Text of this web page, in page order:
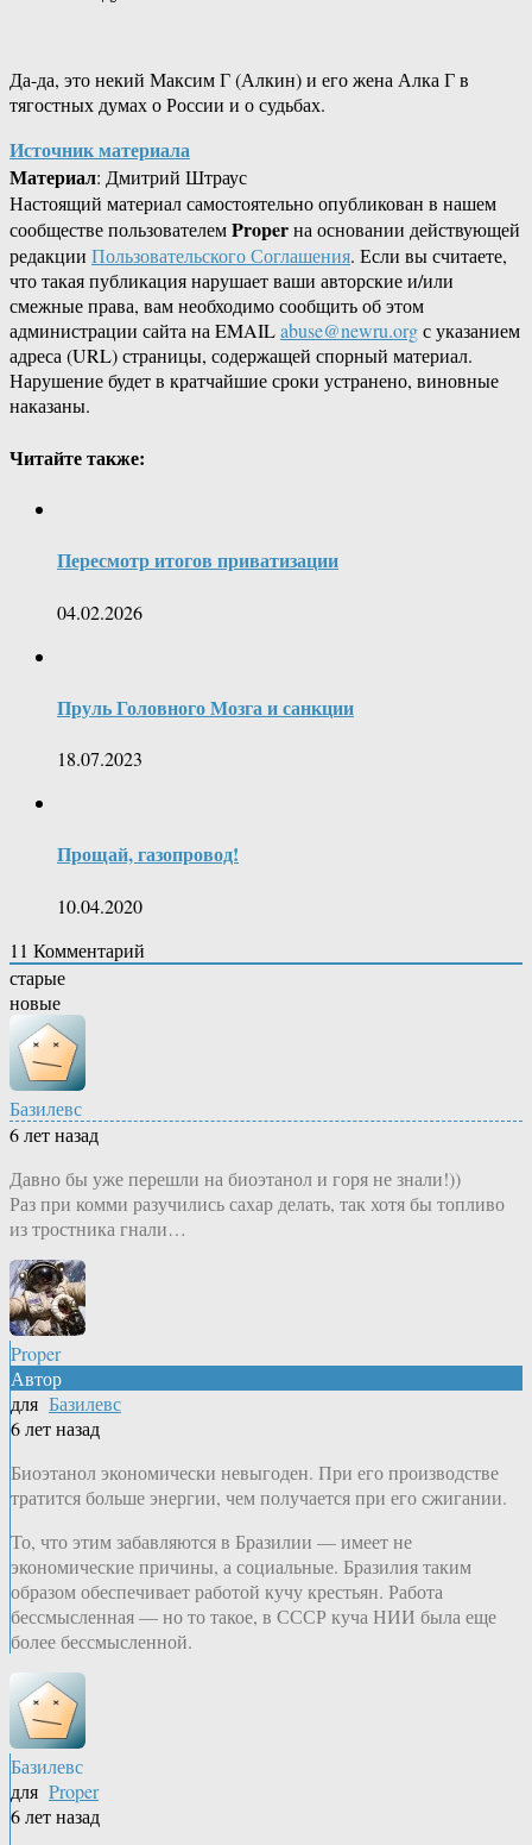
Да-да, это некий Максим Г (Алкин) и его жена Алка Г в
тягостных думах о России и о судьбах.
Источник материала
Материал: Дмитрий Штраус
Настоящий материал самостоятельно опубликован в нашем
сообществе пользователемProperна основании действующей
редакции Пользовательского Соглашения. Если вы считаете,
что такая публикация нарушает ваши авторские и/или
смежные права, вам необходимо сообщить об этом
администрации сайта на EMAILabuse@newru.orgс указанием
адреса (URL) страницы, содержащей спорный материал.
Нарушение будет в кратчайшие сроки устранено, виновные
наказаны.
Читайте также:
Пересмотр итогов приватизации
04.02.2026
Пруль Головного Мозга и санкции
18.07.2023
Прощай, газопровод!
10.04.2020
11 Комментарий
старые
новые
Базилевс
6 лет назад
Давно бы уже перешли на биоэтанол и горя не знали!))
Раз при комми разучились сахар делать, так хотя бы топливо
из тростника гнали…
Proper
Автор
для Базилевс
6 лет назад
Биоэтанол экономически невыгоден. При его производстве
тратится больше энергии, чем получается при его сжигании.
То, что этим забавляются в Бразилии — имеет не
экономические причины, а социальные. Бразилия таким
образом обеспечивает работой кучу крестьян. Работа
бессмысленная — но то такое, в СССР куча НИИ была еще
более бессмысленной.
Базилевс
для Proper
6 лет назад